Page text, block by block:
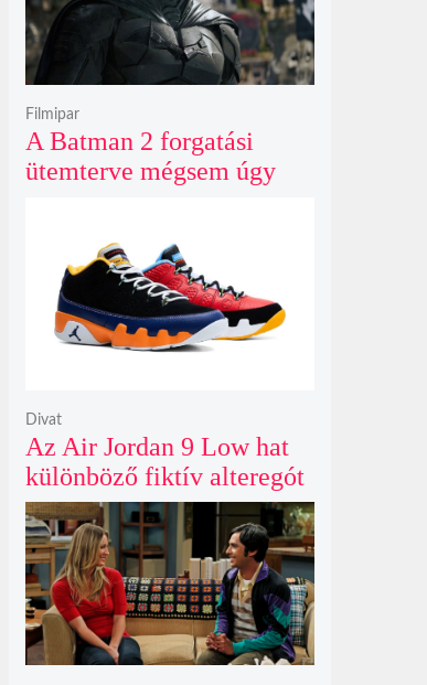
A Batman 2 forgatási
ütemterve mégsem úgy
Filmipar
Az Air Jordan 9 Low hat
különböző fiktív alteregót
gyúr egyetlen őrült
dizájnba
Divat